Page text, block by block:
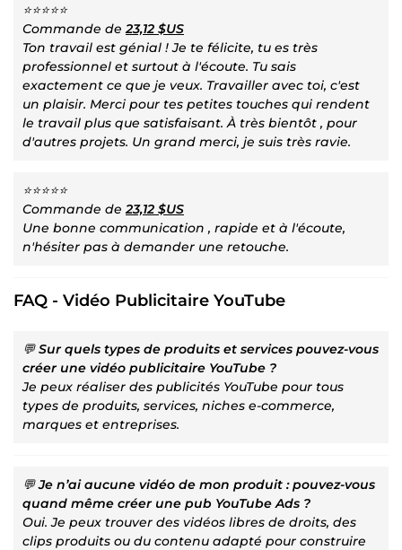
⭐⭐⭐⭐⭐
Commande de23,12 $US
Ton travail est génial ! Je te félicite, tu es très
professionnel et surtout à l'écoute. Tu sais
exactement ce que je veux. Travailler avec toi, c'est
un plaisir. Merci pour tes petites touches qui rendent
le travail plus que satisfaisant. À très bientôt , pour
d'autres projets. Un grand merci, je suis très ravie.
⭐⭐⭐⭐⭐
Commande de23,12 $US
Une bonne communication , rapide et à l'écoute,
n'hésiter pas à demander une retouche.
FAQ - Vidéo Publicitaire YouTube
💬Sur quels types de produits et services pouvez-vous
créer une vidéo publicitaire YouTube ?
Je peux réaliser des publicités YouTube pour tous
types de produits, services, niches e-commerce,
marques et entreprises.
💬Je n’ai aucune vidéo de mon produit : pouvez-vous
quand même créer une pub YouTube Ads ?
Oui. Je peux trouver des vidéos libres de droits, des
clips produits ou du contenu adapté pour construire